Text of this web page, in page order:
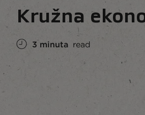
Kružna
3 minuta read